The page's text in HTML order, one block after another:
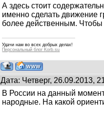
А здесь стоит
именно сделать движение
более действенным. Чтобы
Удачи нам во всех добрых делах!
Персональный блог Korb.su
Дата: Четверг, 26.09.2013,
В России на данный
народные. На какой